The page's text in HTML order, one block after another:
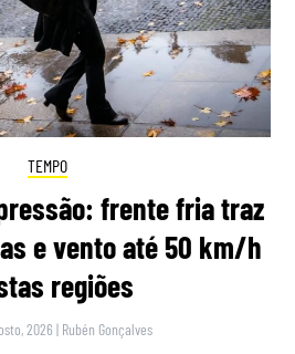
TEMPO
frente fria traz
e vento até 50 km/h
regiões
2026 | Rubén Gonçalves